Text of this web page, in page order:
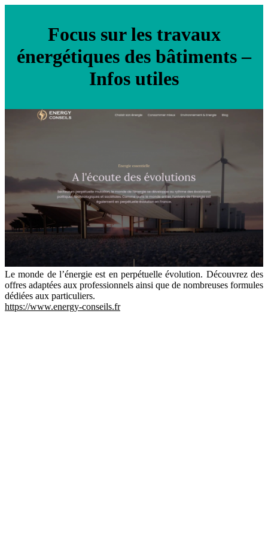
Focus sur les travaux
énergétiques des bâtiments –
Infos utiles
Le monde de l’énergie est en perpétuelle évolution. Découvrez des
offres adaptées aux professionnels ainsi que de nombreuses formules
dédiées aux particuliers.
https://www.energy-conseils.fr